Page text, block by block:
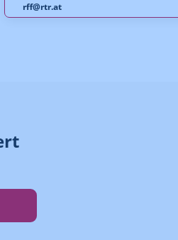
rff@rtr.at